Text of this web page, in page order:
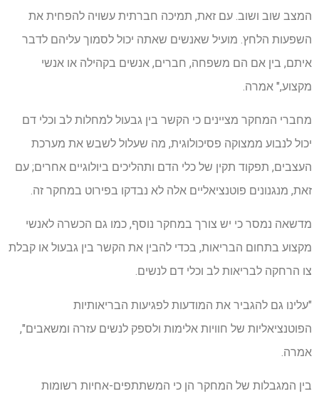
המצב שוב ושוב. עם זאת, תמיכה חברתית עשויה להפחית את
השפעות הלחץ. מועיל שאנשים שאתה יכול לסמוך עליהם לדבר
איתם, בין אם הם משפחה, חברים, אנשים בקהילה או אנשי
מקצוע," אמרה.
מחברי המחקר מציינים כי הקשר בין גבעול למחלות לב וכלי דם
יכול לנבוע ממצוקה פסיכולוגית, מה שעלול לשבש את מערכת
העצבים, תפקוד תקין של כלי הדם ותהליכים ביולוגיים אחרים; עם
זאת, מנגנונים פוטנציאליים אלה לא נבדקו בפירוט במחקר זה.
מדשאה נמסר כי יש צורך במחקר נוסף, כמו גם הכשרה לאנשי
מקצוע בתחום הבריאות, בכדי להבין את הקשר בין גבעול או קבלת
צו הרחקה לבריאות לב וכלי דם לנשים.
"עלינו גם להגביר את המודעות לפגיעות הבריאותיות
הפוטנציאליות של חוויות אלימות ולספק לנשים עזרה ומשאבים",
אמרה.
בין המגבלות של המחקר הן כי המשתתפים-אחיות רשומות